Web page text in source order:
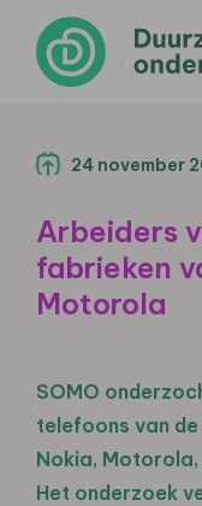
24 november
Arbeiders
fabrieken
Motorola
SOMO
telefoons van
Nokia, Motorola,
Het onderzoek